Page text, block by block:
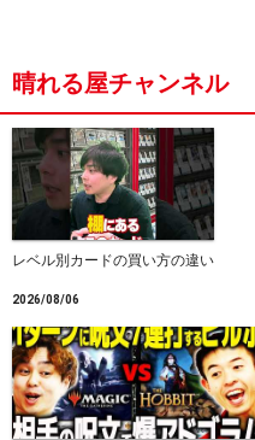
晴れる屋チャンネル
レベル別カードの買い方の違い
2026/08/06